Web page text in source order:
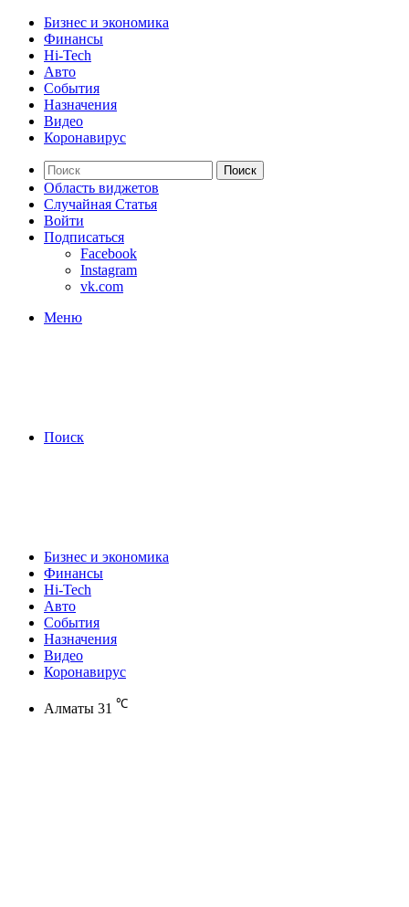
Бизнес и экономика
Финансы
Hi-Tech
Авто
События
Назначения
Видео
Коронавирус
Поиск
Область виджетов
Случайная Статья
Войти
Подписаться
Facebook
Instagram
vk.com
Меню
Поиск
Бизнес и экономика
Финансы
Hi-Tech
Авто
События
Назначения
Видео
Коронавирус
Алматы 31 ℃